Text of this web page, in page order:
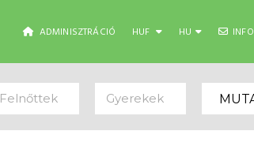
ADMINISZTRÁCIÓ HUF HU
Felnőttek Gyerekek